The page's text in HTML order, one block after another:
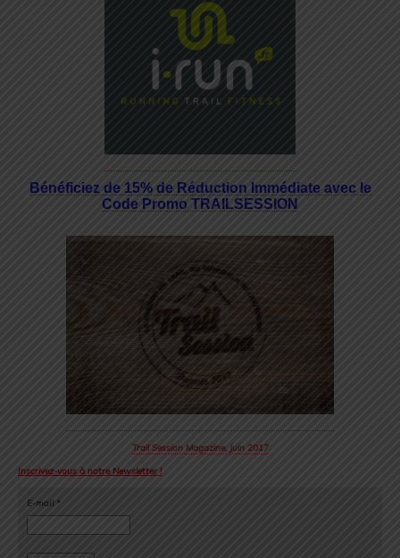
Bénéficiez de 15% de Réduction Immédiate avec le
Code Promo TRAILSESSION
Trail Session Magazine, Juin 2017
Inscrivez-vous à notre Newsletter !
E-mail *